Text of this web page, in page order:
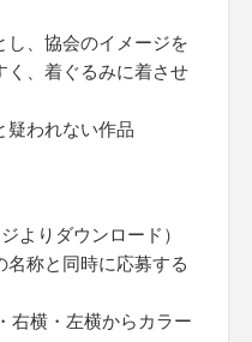
、協会のイメージを
く、着ぐるみに着させ
われない作品
よりダウンロード）
称と同時に応募する
右横・左横からカラー